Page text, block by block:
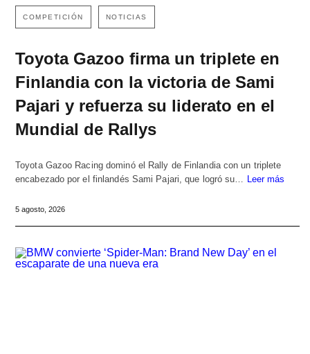
COMPETICIÓN NOTICIAS
Toyota Gazoo firma un triplete en
Finlandia con la victoria de Sami
Pajari y refuerza su liderato en el
Mundial de Rallys
Toyota Gazoo Racing dominó el Rally de Finlandia con un triplete
encabezado por el finlandés Sami Pajari, que logró su…
Leer más
5 agosto, 2026